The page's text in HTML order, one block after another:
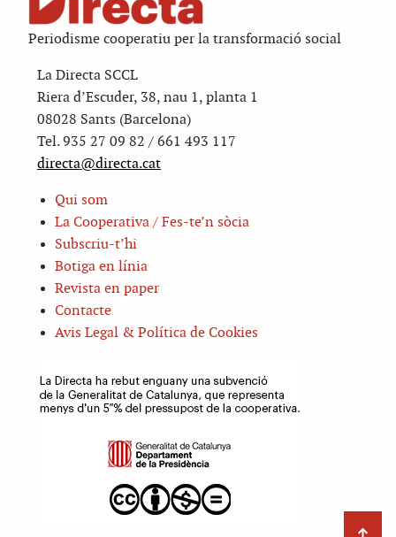
Periodisme cooperatiu per la transformació social
La Directa SCCL
Riera d’Escuder, 38, nau 1, planta 1
08028 Sants (Barcelona)
Tel. 935 27 09 82 / 661 493 117
directa@directa.cat
Qui som
La Cooperativa / Fes-te’n sòcia
Subscriu-t’hi
Botiga en línia
Revista en paper
Contacte
Avis Legal & Política de Cookies